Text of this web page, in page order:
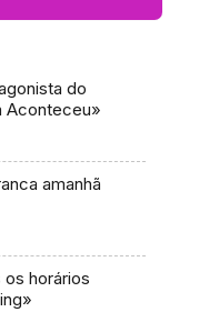
do
Aconteceu»
amanhã
horários